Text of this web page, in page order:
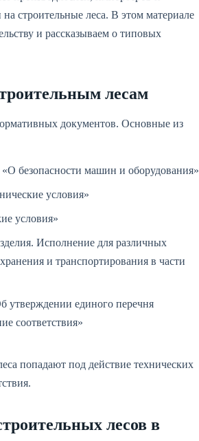
строительные леса. В этом материале
и рассказываем о типовых
лесам
документов. Основные из
безопасности машин и оборудования»
условия»
условия»
Исполнение для различных
и транспортирования в части
утверждении единого перечня
соответствия»
попадают под действие технических
лесов в